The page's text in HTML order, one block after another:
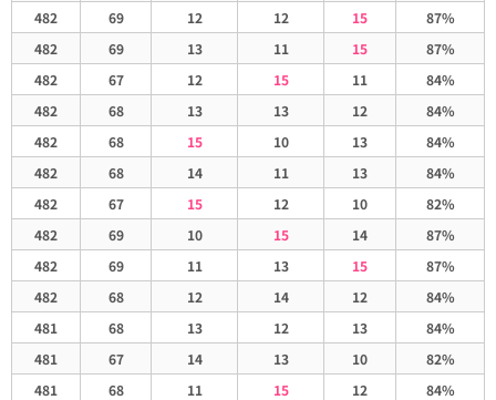
482
69 12 12 15
87%
482
69 13 11 15
87%
482
67 12 15 11
84%
482
68 13 13 12
84%
482
68 15 10 13
84%
482
68 14 11 13
84%
482
67 15 12 10
82%
482
69 10 15 14
87%
482
69 11 13 15
87%
482
68 12 14 12
84%
481
68 13 12 13
84%
481
67 14 13 10
82%
481
68 11 15 12
84%